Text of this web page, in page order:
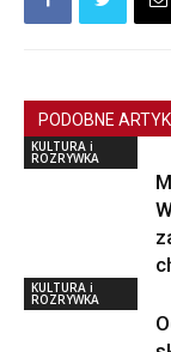
PODOBNE
KULTURA i
ROZRYWKA
KULTURA i
ROZRYWKA